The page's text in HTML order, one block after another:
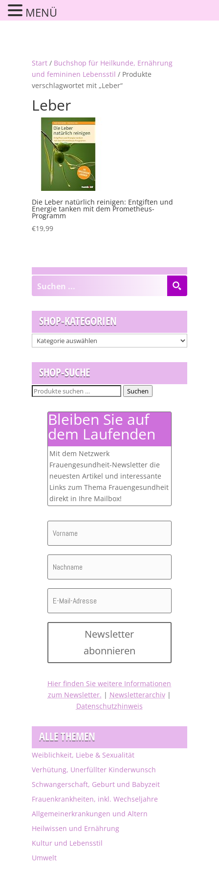
Start/ Buchshop für Heilkunde, Ernährung
und femininen Lebensstil / Produkte
verschlagwortet mit „Leber“
Leber
Die Leber natürlich reinigen: Entgiften und
Energie tanken mit dem Prometheus-
Programm
€19,99
SHOP-KATEGORIEN
SHOP-SUCHE
Suchen
Suchen
Bleiben Sie auf
dem Laufenden
Mit dem Netzwerk
Frauengesundheit-Newsletter die
neuesten Artikel und interessante
Links zum Thema Frauengesundheit
direkt in Ihre Mailbox!
Newsletter
abonnieren
Hier finden Sie weitere Informationen
zum Newsletter. | Newsletterarchiv|
Datenschutzhinweis
ALLE THEMEN
Weiblichkeit, Liebe & Sexualität
Verhütung, Unerfüllter Kinderwunsch
Schwangerschaft, Geburt und Babyzeit
Frauenkrankheiten, inkl. Wechseljahre
Allgemeinerkrankungen und Altern
Heilwissen und Ernährung
Kultur und Lebensstil
Umwelt
MENÜ